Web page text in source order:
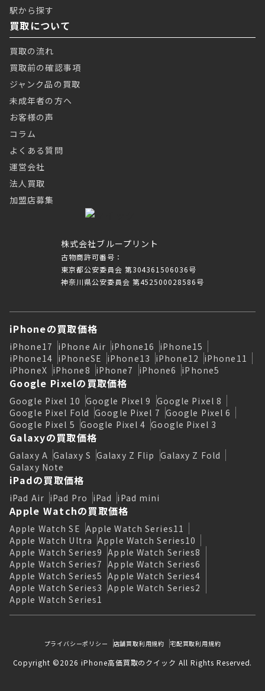
株式会社ブループリント
古物商許可番号：
東京都公安委員会 第304361506036号
神奈川県公安委員会 第452500028586号
駅から探す
買取について
買取の流れ
買取前の確認事項
ジャンク品の買取
未成年者の方へ
お客様の声
コラム
よくある質問
運営会社
法人買取
加盟店募集
iPhoneの買取価格
iPhone17 iPhone Air iPhone16 iPhone15
iPhone14 iPhoneSE iPhone13 iPhone12 iPhone11
iPhoneX iPhone8 iPhone7 iPhone6 iPhone5
Google Pixelの買取価格
Google Pixel 10 Google Pixel 9 Google Pixel 8
Google Pixel Fold Google Pixel 7 Google Pixel 6
Google Pixel 5 Google Pixel 4 Google Pixel 3
Galaxyの買取価格
Galaxy A Galaxy S Galaxy Z Flip Galaxy Z Fold
Galaxy Note
iPadの買取価格
iPad Air iPad Pro iPad iPad mini
Apple Watchの買取価格
Apple Watch SE Apple Watch Series11
Apple Watch Ultra Apple Watch Series10
Apple Watch Series9 Apple Watch Series8
Apple Watch Series7 Apple Watch Series6
Apple Watch Series5 Apple Watch Series4
Apple Watch Series3 Apple Watch Series2
Apple Watch Series1
プライバシーポリシー 店舗買取利用規約 宅配買取利用規約
Copyright ©2026 iPhone高価買取のクイック All Rights Reserved.